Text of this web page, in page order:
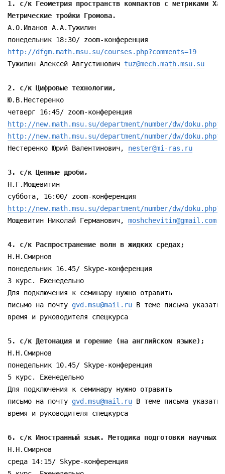
1. с/к Геометрия пространств компактов с метриками
Метрические тройки Громова.
А.О.Иванов А.А.Тужилин
http://dfgm.math.msu.su/courses.php?comments=19
Тужилин Алексей Августинович tuz@mech.math.msu.su
2. с/к Цифровые технологии,
Ю.В.Нестеренко
http://new.math.msu.su/department/number/dw/
http://new.math.msu.su/department/number/dw/
Нестеренко Юрий Валентинович, nester@mi-ras.ru
3. с/к Цепные дроби,
Н.Г.Мощевитин
http://new.math.msu.su/department/number/dw/
Мощевитин Николай Германович, moshchevitin@gmail.com
4. с/к Распространение волн в жидких средах;
Н.Н.Смирнов
понедельник 16.45/ Skype-конференция
3 курс. Еженедельно
Для подключения к семинару нужно отравить
письмо на почту gvd.msu@mail.ru В теме письма указать
время и руководителя спецкурса
5. с/к Детонация и горение (на английском языке);
Н.Н.Смирнов
понедельник 10.45/ Skype-конференция
5 курс. Еженедельно
Для подключения к семинару нужно отравить
письмо на почту gvd.msu@mail.ru В теме письма указать
время и руководителя спецкурса
6. с/к Иностранный язык. Методика подготовки научных
Н.Н.Смирнов
среда 14:15/ Skype-конференция